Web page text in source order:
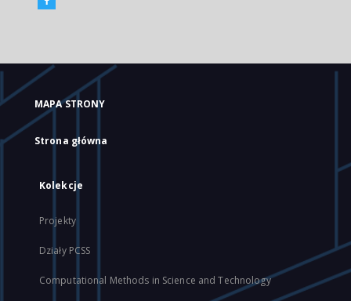
MAPA STRONY
Strona główna
Kolekcje
Projekty
Działy PCSS
Computational Methods in Science and Technology